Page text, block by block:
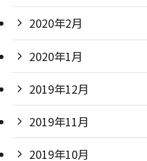
2020年2月
2020年1月
2019年12月
2019年11月
2019年10月